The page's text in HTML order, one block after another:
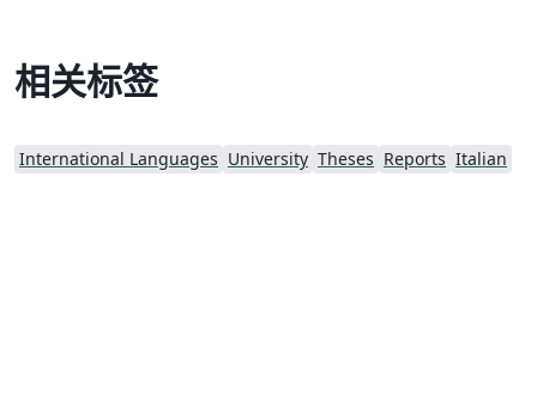
相关标签
International Languages University Theses Reports Italian